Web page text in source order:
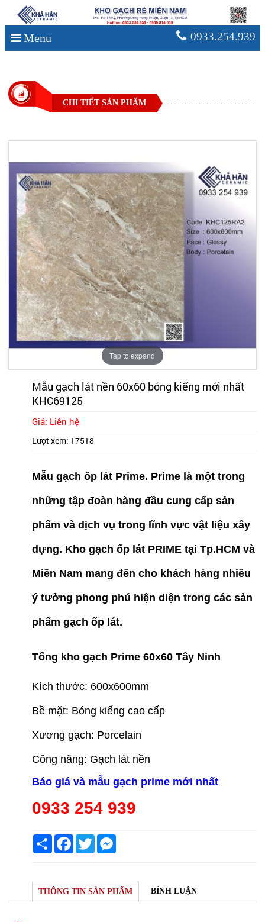
Menu 0933.254.939
CHI TIẾT SẢN PHẨM
Tap to expand
Mẫu gạch lát nền 60x60 bóng kiếng mới nhất
KHC69125
Giá: Liên hệ
Lượt xem: 17518
Mẫu gạch ốp lát Prime. Prime là một trong
những tập đoàn hàng đầu cung cấp sản
phẩm và dịch vụ trong lĩnh vực vật liệu xây
dựng. Kho gạch ốp lát PRIME tại Tp.HCM và
Miền Nam mang đến cho khách hàng nhiều
ý tưởng phong phú hiện diện trong các sản
phẩm gạch ốp lát.
Tổng kho gạch Prime 60x60 Tây Ninh
Kích thước: 600x600mm
Bề mặt: Bóng kiếng cao cấp
Xương gạch: Porcelain
Công năng: Gạch lát nền
Báo giá và mẫu gạch prime mới nhất
0933 254 939
Share Facebook
Twitter
THÔNG TIN SẢN PHẨM BÌNH LUẬN